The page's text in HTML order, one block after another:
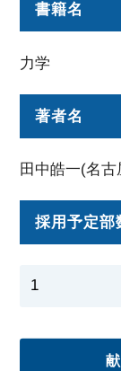
書籍名
力学
著者名
田中皓一(名
採用予定部